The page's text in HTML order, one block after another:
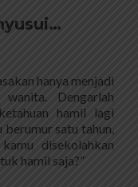
hanya menjadi
Dengarlah
hamil lagi
berumur satu tahun,
disekolahkan
hamil saja?”